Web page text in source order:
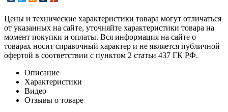
Цены и технические характеристики товара могут отличаться
от указанных на сайте, уточняйте характеристики товара на
момент покупки и оплаты. Вся информация на сайте о
товарах носит справочный характер и не является публичной
офертой в соответствии с пунктом 2 статьи 437 ГК РФ.
Описание
Характеристики
Видео
Отзывы о товаре